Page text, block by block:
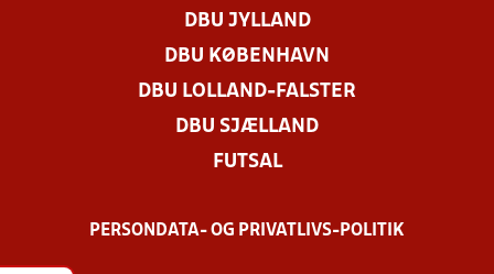
DBU JYLLAND
DBU KØBENHAVN
DBU LOLLAND-FALSTER
DBU SJÆLLAND
FUTSAL
PERSONDATA- OG PRIVATLIVS-POLITIK